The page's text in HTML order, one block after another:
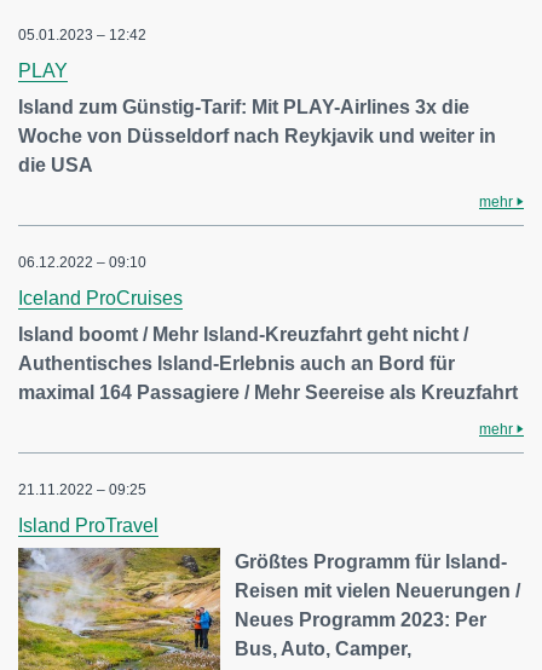
05.01.2023 – 12:42
PLAY
Island zum Günstig-Tarif: Mit PLAY-Airlines 3x die
Woche von Düsseldorf nach Reykjavik und weiter in
die USA
mehr
06.12.2022 – 09:10
Iceland ProCruises
Island boomt / Mehr Island-Kreuzfahrt geht nicht /
Authentisches Island-Erlebnis auch an Bord für
maximal 164 Passagiere / Mehr Seereise als Kreuzfahrt
mehr
21.11.2022 – 09:25
Island ProTravel
Größtes Programm für Island-
Reisen mit vielen Neuerungen /
Neues Programm 2023: Per
Bus, Auto, Camper,